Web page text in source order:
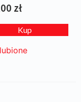
zł
Kup